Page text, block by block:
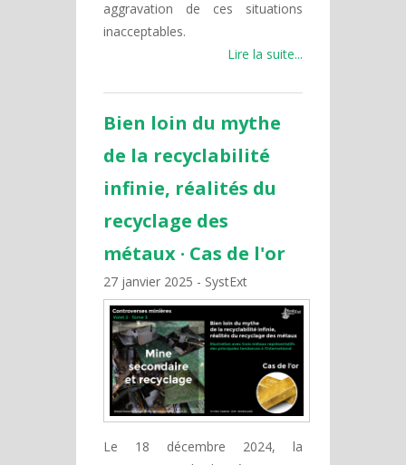
aggravation de ces situations
inacceptables.
Lire la suite...
Bien loin du mythe
de la recyclabilité
infinie, réalités du
recyclage des
métaux · Cas de l'or
27 janvier 2025 SystExt
Le 18 décembre 2024, la